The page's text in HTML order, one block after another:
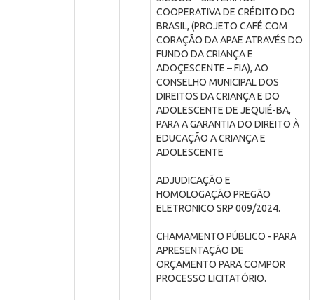
COOPERATIVA DE CRÉDITO DO
BRASIL, (PROJETO CAFÉ COM
CORAÇÃO DA APAE ATRAVÉS DO
FUNDO DA CRIANÇA E
ADOÇESCENTE – FIA), AO
CONSELHO MUNICIPAL DOS
DIREITOS DA CRIANÇA E DO
ADOLESCENTE DE JEQUIÉ-BA,
PARA A GARANTIA DO DIREITO À
EDUCAÇÃO A CRIANÇA E
ADOLESCENTE
ADJUDICAÇÃO E
HOMOLOGAÇÃO PREGÃO
ELETRONICO SRP 009/2024.
CHAMAMENTO PÚBLICO - PARA
APRESENTAÇÃO DE
ORÇAMENTO PARA COMPOR
PROCESSO LICITATÓRIO.